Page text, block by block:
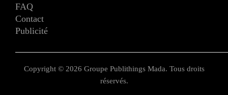
FAQ
Contact
Publicité
Copyright © 2026 Groupe Publithings Mada. Tous droits
réservés.